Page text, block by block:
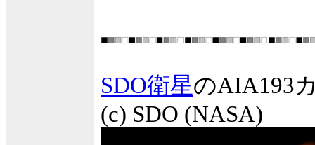
SDO衛星のAIA193
(c) SDO (NASA)